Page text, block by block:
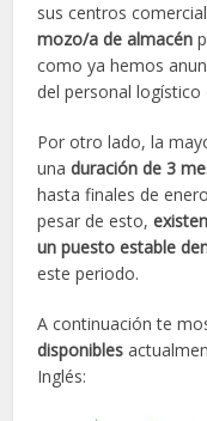
sus centros
mozo/a de almacén
como ya hemos
del personal logístico
Por otro lado, la
unaduración de 3
hasta finales de
pesar de esto,
un puesto estable
este periodo.
A continuación te
disponibles
Inglés: